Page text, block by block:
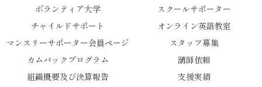
ボランティア大学
スクールサポーター
チャイルドサポート
オンライン英語教室
マンスリーサポーター会員ページ
スタッフ募集
カムバックプログラム
講師依頼
組織概要及び決算報告
支援実績